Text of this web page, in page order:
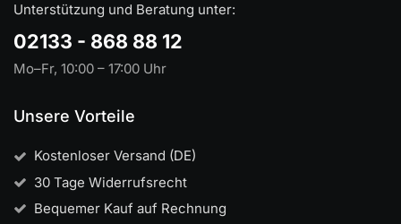
Unterstützung und Beratung unter:
02133 - 868 88 12
Mo–Fr, 10:00 – 17:00 Uhr
Unsere Vorteile
Kostenloser Versand (DE)
30 Tage Widerrufsrecht
Bequemer Kauf auf Rechnung